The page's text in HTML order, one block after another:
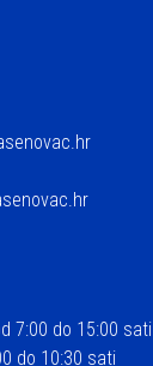
7:00 do 15:00 sati
do 10:30 sati